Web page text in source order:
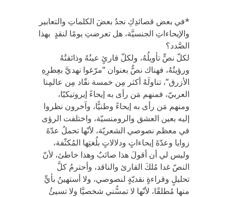
*في بعض قصائدِكِ نجدُ بعضَ الكلماتِ والتعابير
والإيحاءاتِ الجنسيَّة، هل تعرضتِ يومًا لنقدٍ بهذا
الصَّدد؟
لكلّ نصٍّ تأويلُهُ، ولكلّ قارئٍ عينُهُ وذائقتُهُ
ورؤيتُهُ، فهناك نصٌّ بعنوان “مرّغوا نهديَّ بعِطرِهِ
الأزرق”، تناولَهُ أكثر مِن خمسة نقّاد مِن عالمِنا
العربيّ، فمنهم مَن رأى به إيحاءً إيروتيكيّا،
ومنهم مَن رأى به إيحاءً وطنيًّا، وآخرون نظروا
إليه بعين العشق والرومنسيّة، واختلفت الرؤى
في معظم نصوصي الشعريّة، لأنّها تحملُ عدّةَ
زوايا وعدّةَ إيحاءاتٍ ودلالاتٍ بلُغتِها المُكثّفة،
وليس لي أن أقولَ هذا صائبٌ وهذا خاطئ، لأنّ
النصّ غدا مُلكَ القارئ والناقد، وأحترمُ كلَّ
تحليلٍ وقراءةٍ نقديّةٍ لنصوصي، ولا أستهينُ بأيٍّ
منها مُطلقًا، لأنّها لا تمسُّني شخصيَّا ولا تسيئُ